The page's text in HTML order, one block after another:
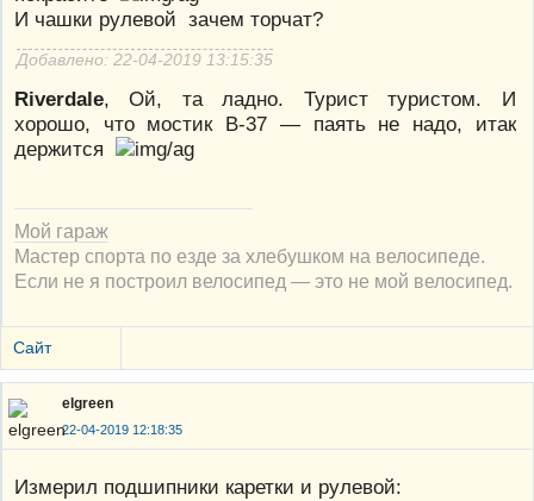
И чашки рулевой зачем торчат?
Добавлено: 22-04-2019 13:15:35
Riverdale, Ой, та ладно. Турист туристом. И
хорошо, что мостик В-37 — паять не надо, итак
держится
Мой гараж
Мастер спорта по езде за хлебушком на велосипеде.
Если не я построил велосипед — это не мой велосипед.
Сайт
elgreen
22-04-2019 12:18:35
Измерил подшипники каретки и рулевой: